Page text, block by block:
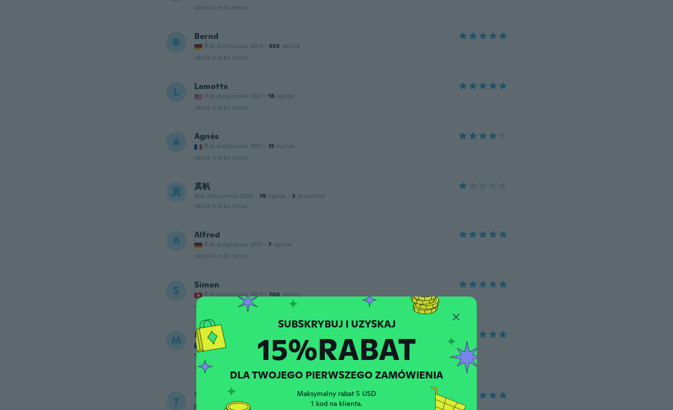
około 4 roku temu
B Bernd
Rok dołączenia 2019 · 930 opinie
około 4 roku temu
L Lamotta
Rok dołączenia 2021 · 18 opinie
około 4 roku temu
A Agnès
Rok dołączenia 2021 · 13 opinie
około 4 roku temu
真 真帆
Rok dołączenia 2020 · 79 opinie · 3 przesłane
około 4 roku temu
A Alfred
Rok dołączenia 2017 · 7 opinie
około 4 roku temu
S Simon
Rok dołączenia 2019 · 700 opinie
około 4 roku temu
M Mourad
Rok dołączenia 2019 opinie · 3 przesłane
Top! Mme est trop contente
około 4 roku temu
T Tamazin
Rok dołączenia 2019
15%RABAT
DLA TWOJEGO PIERWSZEGO ZAMÓWIENIA
Maksymalny rabat 5 USD
1 kod na klienta.